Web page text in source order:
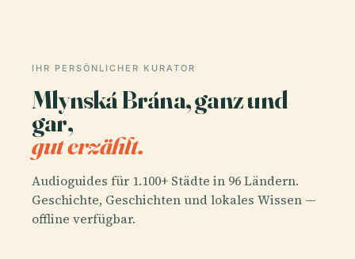
IHR PERSÖNLICHER KURATOR
Mlynská Brána, ganz und
gar,
gut erzählt.
Audioguides für 1.100+ Städte in 96 Ländern.
Geschichte, Geschichten und lokales Wissen —
offline verfügbar.